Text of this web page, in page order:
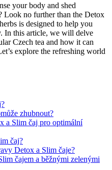
your body and shed
Look no further than the Detox
is designed to help you
In this article, we will delve
Czech tea and how it can
explore the refreshing world
zhubnout?
a Slim čaj pro optimální
čaj?
Detox a Slim čaje?
čajem a běžnými zelenými